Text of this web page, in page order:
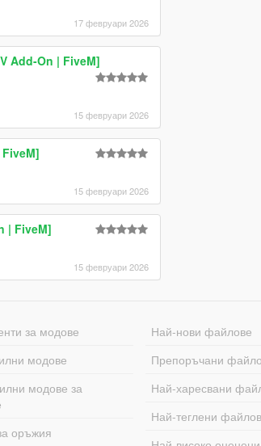
17 февруари 2026
Add-On | FiveM]
15 февруари 2026
15 февруари 2026
| FiveM]
15 февруари 2026
за модове
модове
модове за
оръжия
Най-нови файлове
Препоръчани
Най-харесвани
Най-теглени